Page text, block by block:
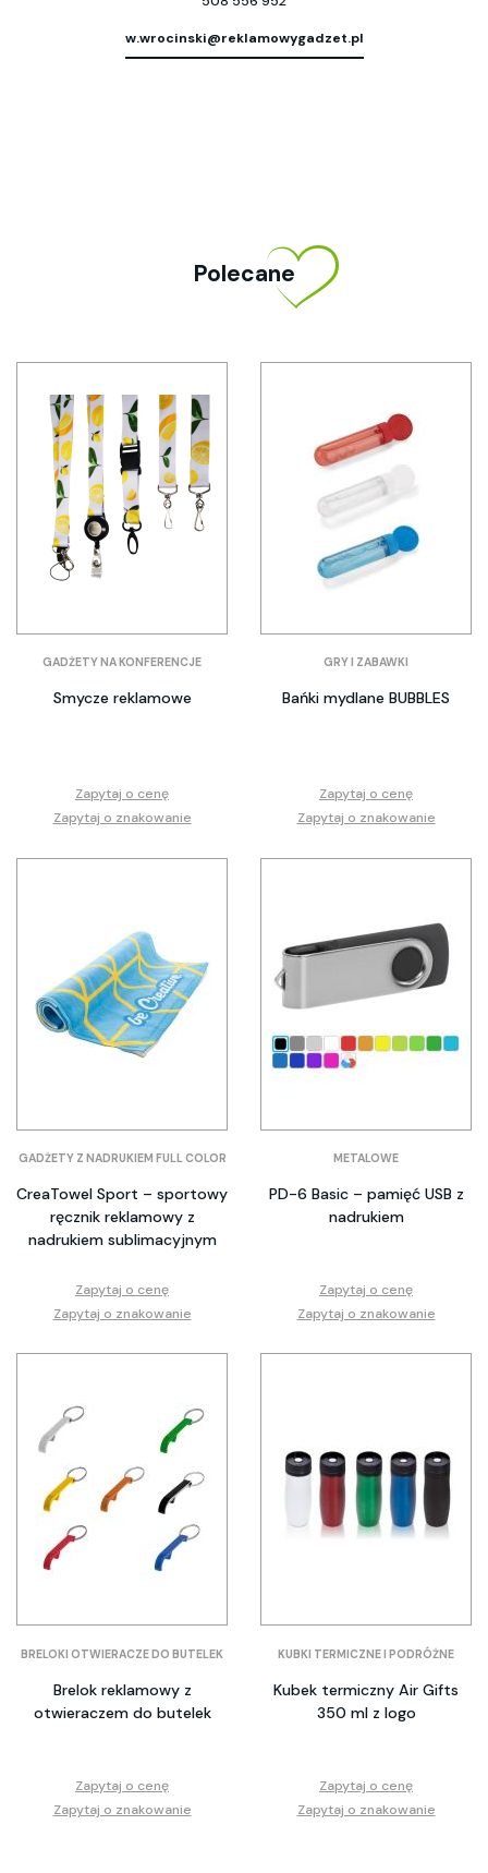
w.wrocinski@reklamowygadzet.pl
Polecane
GADŻETY NA KONFERENCJE
Smycze reklamowe
Zapytaj o cenę
Zapytaj o znakowanie
GRY I ZABAWKI
Bańki mydlane BUBBLES
Zapytaj o cenę
Zapytaj o znakowanie
GADŻETY Z NADRUKIEM FULL COLOR
CreaTowel Sport – sportowy
ręcznik reklamowy z
nadrukiem sublimacyjnym
Zapytaj o cenę
Zapytaj o znakowanie
METALOWE
PD-6 Basic – pamięć USB z
nadrukiem
Zapytaj o cenę
Zapytaj o znakowanie
BRELOKI OTWIERACZE DO BUTELEK
Brelok reklamowy z
otwieraczem do butelek
Zapytaj o cenę
Zapytaj o znakowanie
KUBKI TERMICZNE I PODRÓŻNE
Kubek termiczny Air Gifts
350 ml z logo
Zapytaj o cenę
Zapytaj o znakowanie